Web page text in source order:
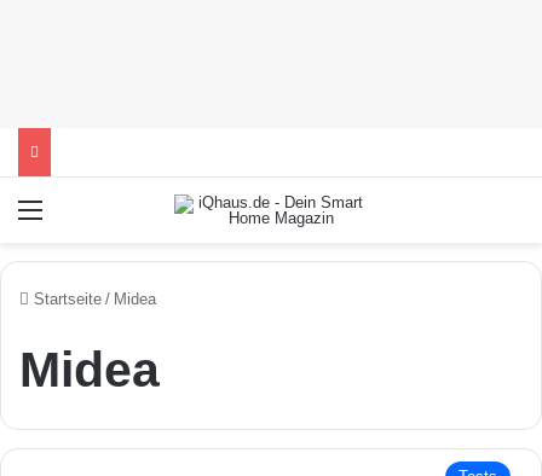
Startseite / Midea
Midea